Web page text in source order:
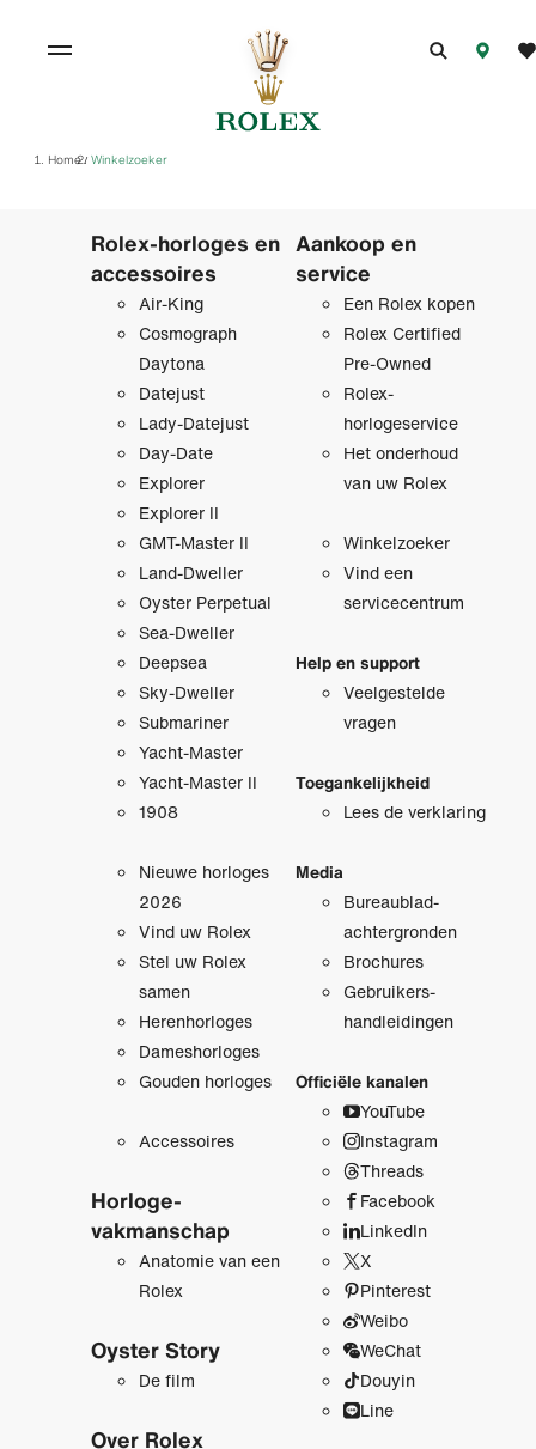
Home/ Winkelzoeker
Rolex-horloges en
accessoires
Air-King
Cosmograph
Daytona
Datejust
Lady-Datejust
Day-Date
Explorer
Explorer II
GMT-Master II
Land-Dweller
Oyster Perpetual
Sea-Dweller
Deepsea
Sky-Dweller
Submariner
Yacht-Master
Yacht-Master II
1908
Nieuwe horloges
2026
Vind uw Rolex
Stel uw Rolex
samen
Herenhorloges
Dameshorloges
Gouden horloges
Accessoires
Horloge­
vakmanschap
Anatomie van een
Rolex
Oyster Story
De film
Over Rolex
Aankoop en
service
Een Rolex kopen
Rolex Certified
Pre‑Owned
Rolex-
horlogeservice
Het onderhoud
van uw Rolex
Winkelzoeker
Vind een
servicecentrum
Help en support
Veelgestelde
vragen
Toegankelijkheid
Lees de verklaring
Media
Bureaublad­
achtergronden
Brochures
Gebruikers­
handleidingen
Officiële kanalen
YouTube
Instagram
Threads
Facebook
LinkedIn
X
Pinterest
Weibo
WeChat
Douyin
Line